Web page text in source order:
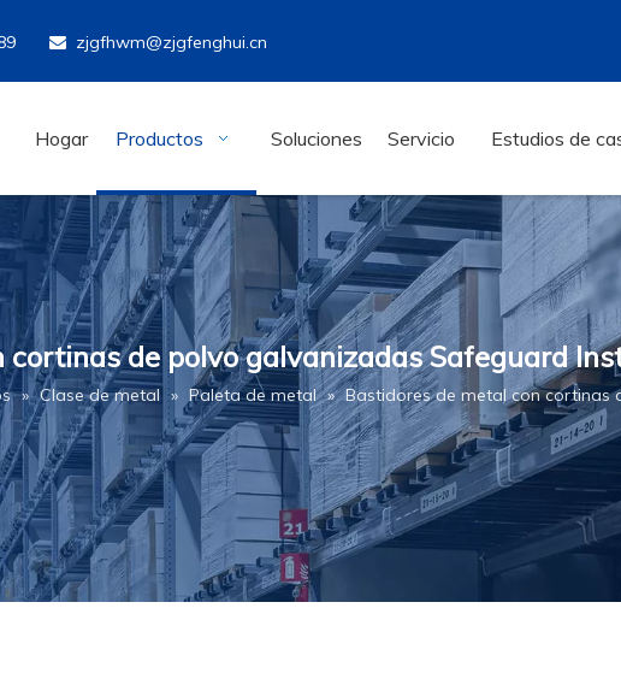
 zjgfhwm@zjgfenghui.cn
Hogar Productos Soluciones Servicio Estudios de
de polvo galvanizadas Safeguard
» Clase de metal » Paleta de metal » Bastidores de metal con cortinas